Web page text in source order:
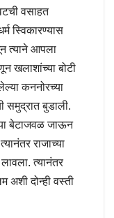
वसाहत
स्विकारण्यास
त्याने आपला
खलाशांच्या बोटी
कननोरच्या
समुद्रात बुडाली.
बेटाजवळ जाऊन
राजाच्या
लावला. त्यानंतर
अशी दोन्ही वस्ती